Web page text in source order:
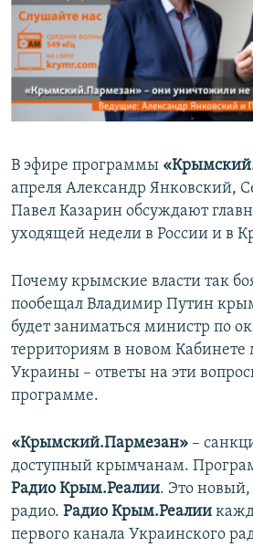
ПОБЕДИТЕЛЕЙ НЕ СУДЯТ?
КРЫМ.НЕПОКОРЕННЫЙ
ELIFBE
УКРАИНСКАЯ ПРОБЛЕМА КРЫМА
ПРИСОЕДИНЯЙТЕСЬ!
В эфире программы
апреля Александр Янковский,
Павел Казарин обсуждают
уходящей недели в России и в
Почему крымские власти так
пообещал Владимир Путин
будет заниматься министр по
территориям в новом Кабинете
Украины – ответы на эти
программе.
«Крымский.Пармезан» –
доступный крымчанам.
Радио Крым.Реалии. Это
радио. Радио Крым.Реалии
первого канала Украинского